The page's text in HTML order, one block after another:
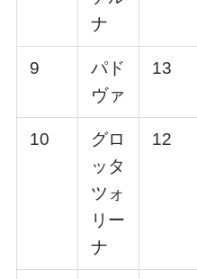
ナ
9
パド
ヴァ
13
10
グロ
ッタ
ツォ
リー
ナ
12